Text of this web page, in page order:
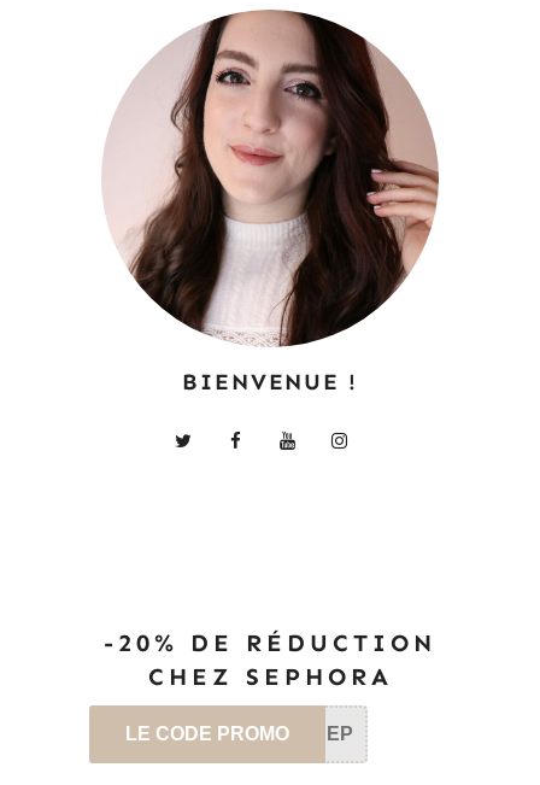
BIENVENUE !
-20% DE RÉDUCTION
CHEZ SEPHORA
LE CODE PROMO SEP